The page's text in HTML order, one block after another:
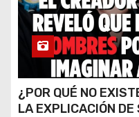
¿POR QUÉ NO
LA EXPLICACIÓN DE